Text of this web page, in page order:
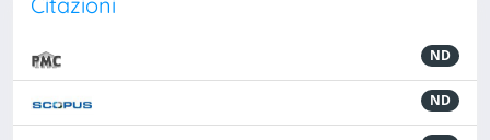
ND
ND